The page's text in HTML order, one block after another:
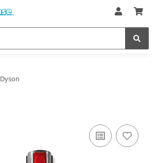
Dyson